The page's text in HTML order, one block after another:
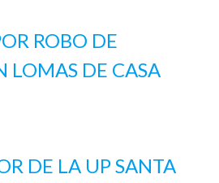
ROBO DE
LOMAS DE CASA
DE LA UP SANTA